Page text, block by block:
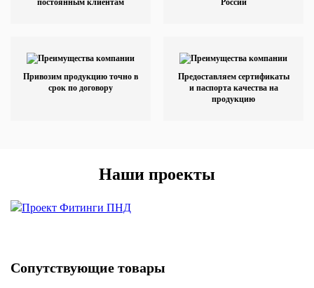
постоянным клиентам
России
Привозим продукцию точно в
срок по договору
Предоставляем сертификаты
и паспорта качества на
продукцию
Наши проекты
Сопутствующие товары